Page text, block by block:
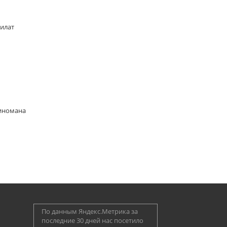
По данным Яндекс.Метрика за
последние 30 дней нас посетило